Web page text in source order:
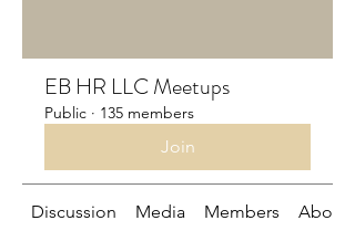
EB HR LLC Meetups
Public · 135 members
Join
Discussion Media Members About